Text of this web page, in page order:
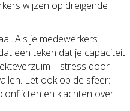
wijzen op dreigende
Als je medewerkers
een teken dat je capaciteit
– stress door
Let ook op de sfeer:
en klachten over